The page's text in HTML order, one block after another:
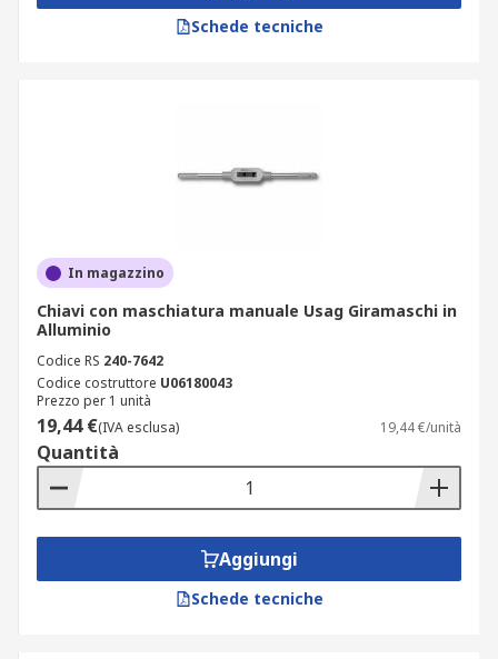
Schede tecniche
In magazzino
Chiavi con maschiatura manuale Usag Giramaschi in
Alluminio
Codice RS 240-7642
Codice costruttore U06180043
Prezzo per 1 unità
19,44 €(IVA esclusa) 19,44 €/unità
Quantità
Aggiungi
Schede tecniche